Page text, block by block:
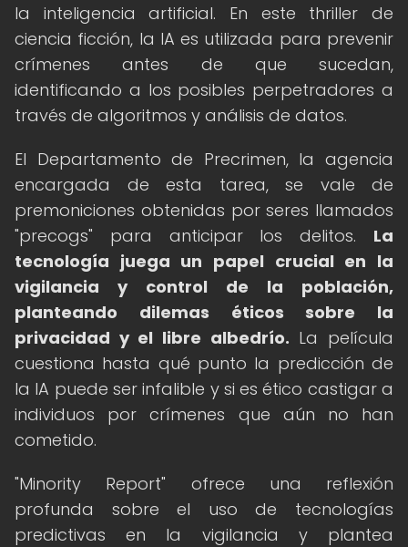
la inteligencia artificial. En este thriller de
ciencia ficción, la IA es utilizada para prevenir
crímenes antes de que sucedan,
identificando a los posibles perpetradores a
través de algoritmos y análisis de datos.
El Departamento de Precrimen, la agencia
encargada de esta tarea, se vale de
premoniciones obtenidas por seres llamados
"precogs" para anticipar los delitos. La
tecnología juega un papel crucial en la
vigilancia y control de la población,
planteando dilemas éticos sobre la
privacidad y el libre albedrío. La película
cuestiona hasta qué punto la predicción de
la IA puede ser infalible y si es ético castigar a
individuos por crímenes que aún no han
cometido.
"Minority Report" ofrece una reflexión
profunda sobre el uso de tecnologías
predictivas en la vigilancia y plantea